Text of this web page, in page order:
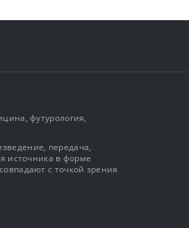
футурология,
передача,
источника в форме
с точкой зрения